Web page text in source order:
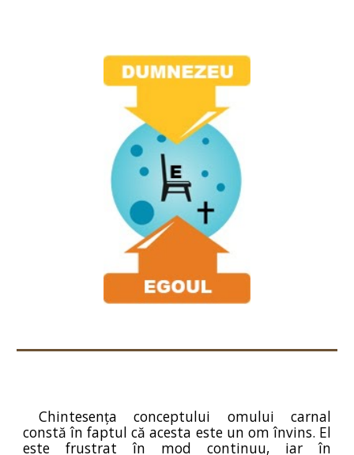
Chintesența conceptului omului carnal
constă în faptul că acesta este un om învins. El
este frustrat în mod continuu, iar în